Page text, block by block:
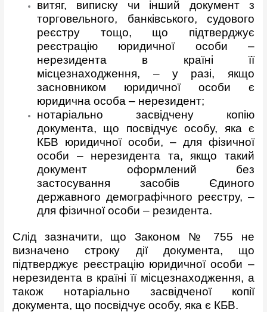
витяг, виписку чи інший документ з
торговельного, банківського, судового
реєстру тощо, що підтверджує
реєстрацію юридичної особи –
нерезидента в країні її
місцезнаходження, – у разі, якщо
засновником юридичної особи є
юридична особа – нерезидент;
нотаріально засвідчену копію
документа, що посвідчує особу, яка є
КБВ юридичної особи, – для фізичної
особи – нерезидента та, якщо такий
документ оформлений без
застосування засобів Єдиного
державного демографічного реєстру, –
для фізичної особи – резидента.
Слід зазначити, що Законом № 755 не
визначено строку дії документа, що
підтверджує реєстрацію юридичної особи –
нерезидента в країні її місцезнаходження, а
також нотаріально засвідченої копії
документа, що посвідчує особу, яка є КБВ.